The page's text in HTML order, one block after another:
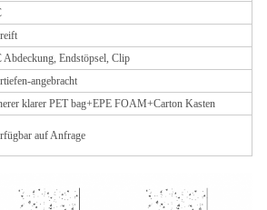
Abdeckung, Endstöpsel, Clip
angebracht
klarer PET bag+EPE FOAM+Carton Kasten
auf Anfrage